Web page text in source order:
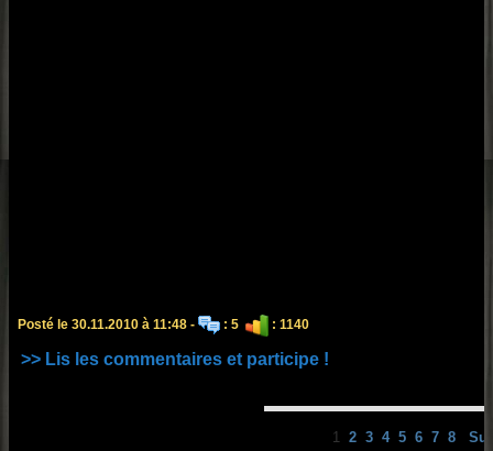
Posté le 30.11.2010 à 11:48 - : 5 : 1140
>> Lis les commentaires et participe !
1 2 3 4 5 6 7 8